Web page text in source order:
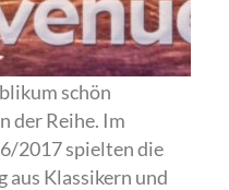
schön
der Reihe. Im
2017 spielten die
aus Klassikern und